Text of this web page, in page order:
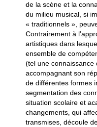
de la scène et la
du milieu musical, si
« traditionnels »,
Contrairement à
artistiques dans
ensemble de
(tel une
accompagnant son
de différentes formes
segmentation des
situation scolaire et
changements, qui
transmises, découle